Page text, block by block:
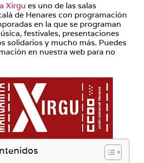
Xirgu es uno de las salas
de Henares con programación
en la que se programan
festivales, presentaciones
solidarios y mucho más. Puedes
en nuestra web para no